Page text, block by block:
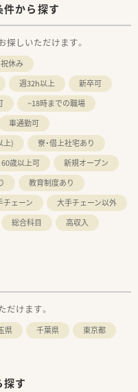
から探す
しいただけます。
休み
週32h以上
新卒可
~18時までの職場
車通勤可
上)
寮・借上社宅あり
60歳以上可
新規オープン
教育制度あり
チェーン
大手チェーン以外
総合科目
高収入
けます。
県 千葉県
東京都
す